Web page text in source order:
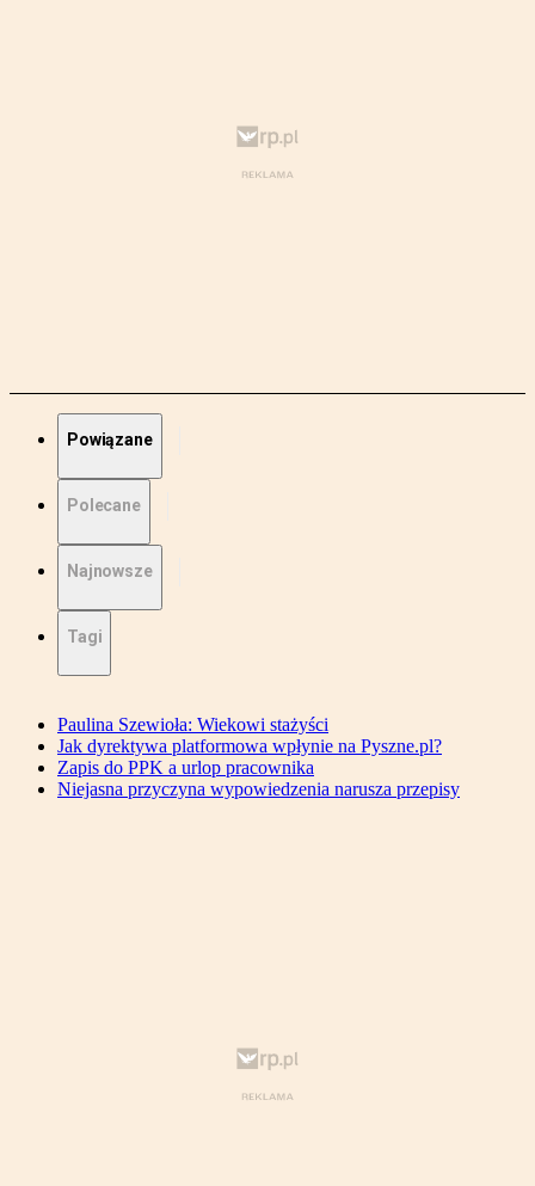
Powiązane
Polecane
Najnowsze
Tagi
Paulina Szewioła: Wiekowi stażyści
Jak dyrektywa platformowa wpłynie na Pyszne.pl?
Zapis do PPK a urlop pracownika
Niejasna przyczyna wypowiedzenia narusza przepisy